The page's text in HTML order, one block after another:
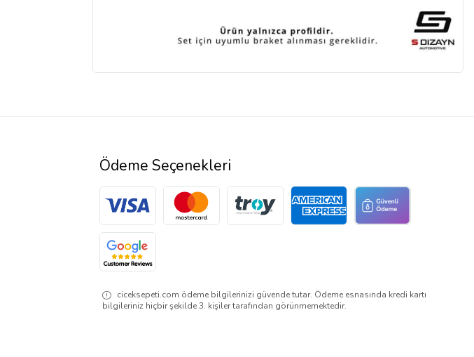
Ödeme Seçenekleri
ciceksepeti.com ödeme bilgilerinizi güvende tutar. Ödeme esnasında kredi kartı
bilgileriniz hiçbir şekilde 3. kişiler tarafından görünmemektedir.